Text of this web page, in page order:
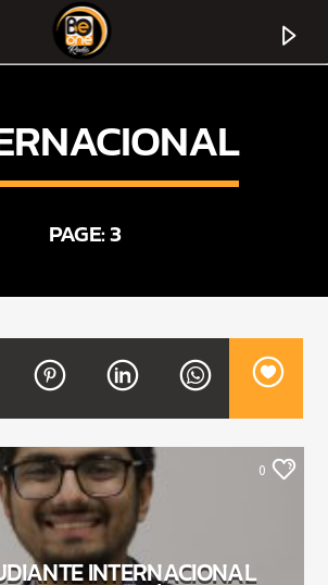
PAGE: 3
0
INTERNACIONAL